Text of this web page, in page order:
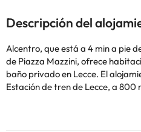
Descripción del
Alcentro, que está a 4 min a pie
de Piazza Mazzini, ofrece
baño privado en Lecce. El
Estación de tren de Lecce, a
40 km de Torre Santo Stefano.